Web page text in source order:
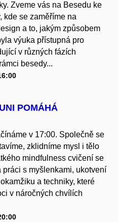
Zveme vás na Besedu ke
kde se zaměříme na
a to, jakým způsobem
výuka přístupná pro
v různých fázích
besedy...
POMÁHÁ
v 17:00. Společně se
zklidníme mysl i tělo
mindfulness cvičení se
práci s myšlenkami, ukotvení
a techniky, které
v náročných chvílích